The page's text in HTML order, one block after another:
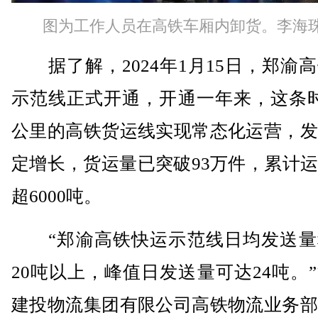
图为工作人员在高铁车厢内卸货。李海
据了解，2024年1月15日，郑渝高
示范线正式开通，开通一年来，这条
公里的高铁货运线实现常态化运营，
定增长，货运量已突破93万件，累计
超6000吨。
“郑渝高铁快运示范线日均发送量
20吨以上，峰值日发送量可达24吨。
建投物流集团有限公司高铁物流业务